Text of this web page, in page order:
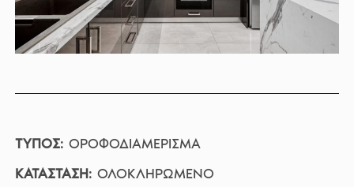
ΤΥΠΟΣ: ΟΡΟΦΟΔΙΑΜΕΡΙΣΜΑ
ΚΑΤΑΣΤΑΣΗ: ΟΛΟΚΛΗΡΩΜΕΝΟ